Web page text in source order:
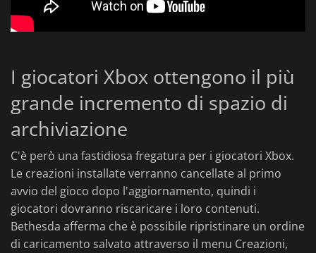
I giocatori Xbox ottengono il più
grande incremento di spazio di
archiviazione
C'è però una fastidiosa fregatura per i giocatori Xbox.
Le creazioni installate verranno cancellate al primo
avvio del gioco dopo l'aggiornamento, quindi i
giocatori dovranno riscaricare i loro contenuti.
Bethesda afferma che è possibile ripristinare un ordine
di caricamento salvato attraverso il menu Creazioni,